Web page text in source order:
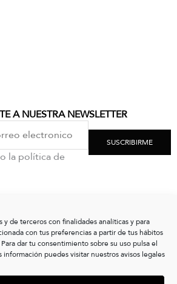
y de terceros con finalidades analíticas y para
con tus preferencias a partir de tus hábitos
dar tu consentimiento sobre su uso pulsa el
puedes visitar nuestros avisos legales
A NUESTRA NEWSLETTER
la política de
SUSCRIBIRME